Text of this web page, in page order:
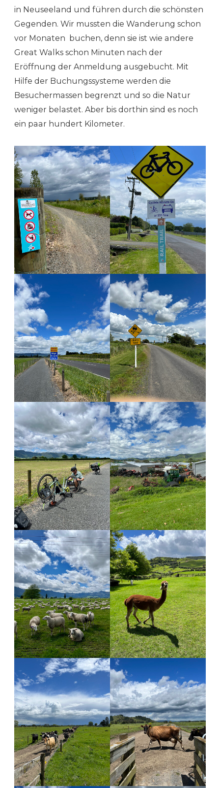
in Neuseeland und führen durch die schönsten
Gegenden. Wir mussten die Wanderung schon
vor Monaten buchen, denn sie ist wie andere
Great Walks schon Minuten nach der
Eröffnung der Anmeldung ausgebucht. Mit
Hilfe der Buchungssysteme werden die
Besuchermassen begrenzt und so die Natur
weniger belastet. Aber bis dorthin sind es noch
ein paar hundert Kilometer.